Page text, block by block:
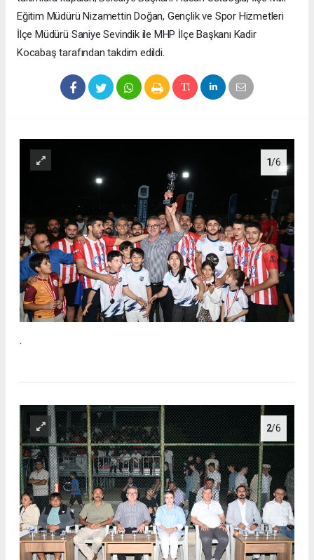
Eğitim Müdürü Nizamettin Doğan, Gençlik ve Spor Hizmetleri
İlçe Müdürü Saniye Sevindik ile MHP İlçe Başkanı Kadir
Kocabaş tarafından takdim edildi.
1/6
.
2/6